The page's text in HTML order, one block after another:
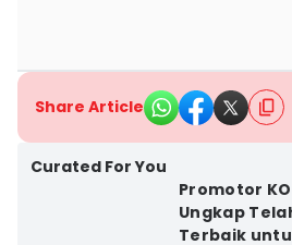
Share Article
Curated For You
Promotor
Ungkap
Terbaik